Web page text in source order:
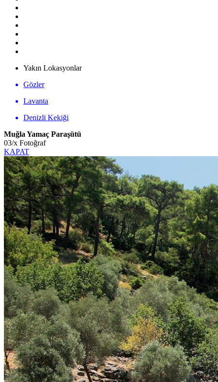
Yakın Lokasyonlar
Gözler
Lavanta
Denizli Kekiği
Muğla Yamaç Paraşütü
03/x Fotoğraf
KAPAT